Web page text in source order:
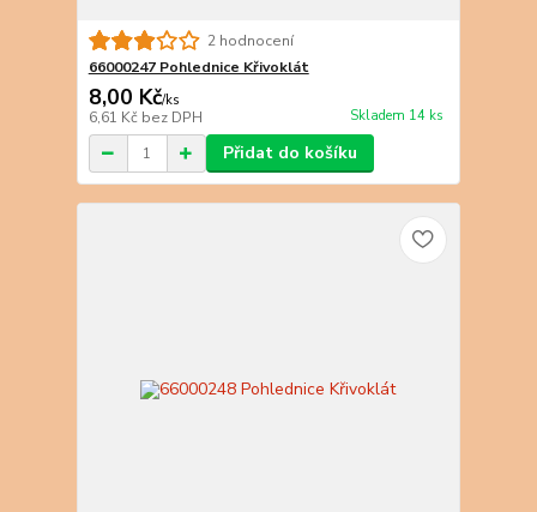
2 hodnocení
66000247 Pohlednice Křivoklát
8,00 Kč/ks
6,61 Kč bez DPH Skladem 14 ks
Přidat do košíku